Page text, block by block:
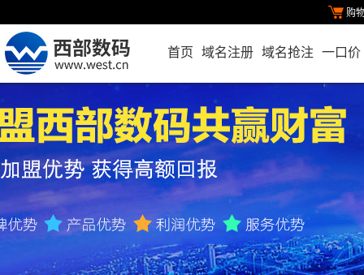
购
首页 域名注册 域名抢注 一口价